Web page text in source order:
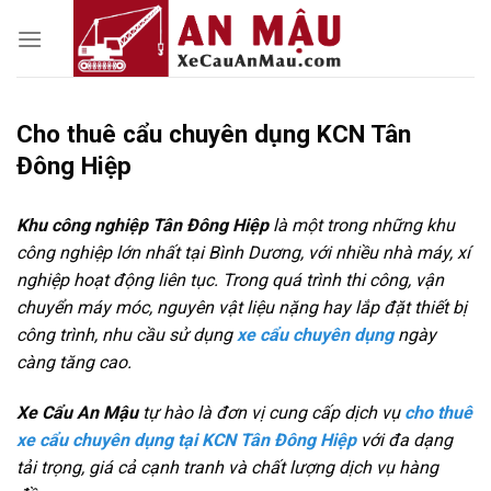
Cho thuê cẩu chuyên dụng KCN Tân
Đông Hiệp
Khu công nghiệp Tân Đông Hiệplà một trong những khu
công nghiệp lớn nhất tại Bình Dương, với nhiều nhà máy, xí
nghiệp hoạt động liên tục. Trong quá trình thi công, vận
chuyển máy móc, nguyên vật liệu nặng hay lắp đặt thiết bị
công trình, nhu cầu sử dụngxe cẩu chuyên dụngngày
càng tăng cao.
Xe Cẩu An Mậutự hào là đơn vị cung cấp dịch vụ cho thuê
xe cẩu chuyên dụng tại KCN Tân Đông Hiệpvới đa dạng
tải trọng, giá cả cạnh tranh và chất lượng dịch vụ hàng